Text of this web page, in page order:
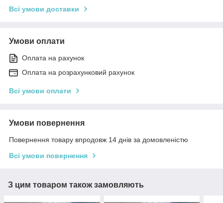
Всі умови доставки
Умови оплати
Оплата на рахунок
Оплата на розрахунковий рахунок
Всі умови оплати
Умови повернення
Повернення товару впродовж 14 днів за домовленістю
Всі умови повернення
З цим товаром також замовляють